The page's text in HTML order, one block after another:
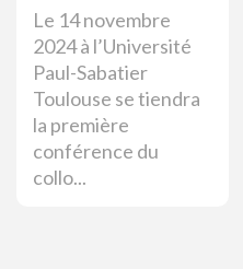
Le 14 novembre
2024 à l’Université
Paul-Sabatier
Toulouse se tiendra
la première
conférence du
collo...